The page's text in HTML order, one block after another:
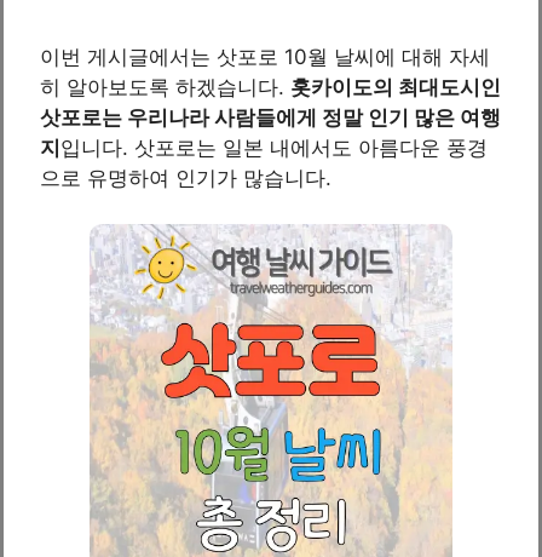
이번 게시글에서는 삿포로 10월 날씨에 대해 자세
히 알아보도록 하겠습니다. 홋카이도의 최대도시인
삿포로는 우리나라 사람들에게 정말 인기 많은 여행
지입니다. 삿포로는 일본 내에서도 아름다운 풍경
으로 유명하여 인기가 많습니다.